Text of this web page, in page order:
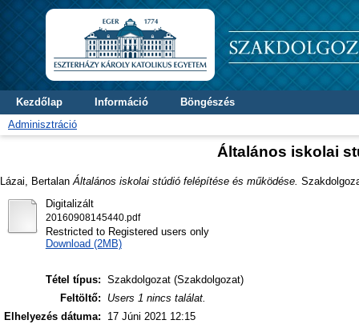
Kezdőlap Információ
Böngészés
Adminisztráció
Általános iskolai
Lázai, Bertalan Általános iskolai stúdió felépítése és működése.
Digitalizált
20160908145440.pdf
Restricted to Registered users only
Download (2MB)
Tétel típus: Szakdolgozat (Szakdolgozat)
Feltöltő:
Users 1 nincs találat.
Elhelyezés dátuma:
17 Júni 2021 12:15